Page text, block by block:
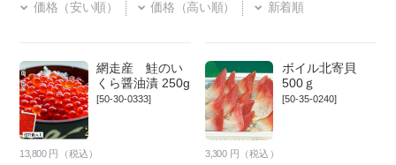
価格（安い順） 価格（高い順） 新着順
網走産 鮭のい
くら醤油漬 250g
[50-30-0333]
13,800 円（税込）
ボイル北寄貝
500ｇ
[50-35-0240]
3,300 円（税込）